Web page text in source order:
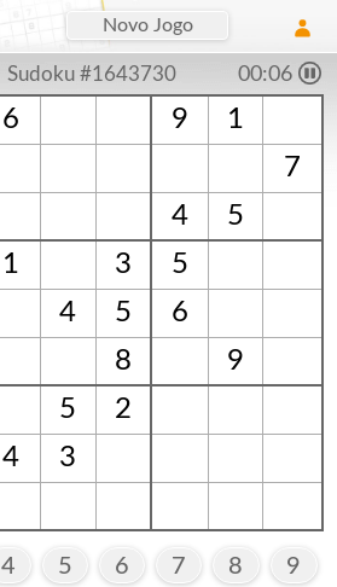
Novo Jogo
Sudoku #1643730 00:07
6 9
1
7
4
5
1 3
5
4
5
6
8
9
5
2
4
3
4 5 6 7 8 9